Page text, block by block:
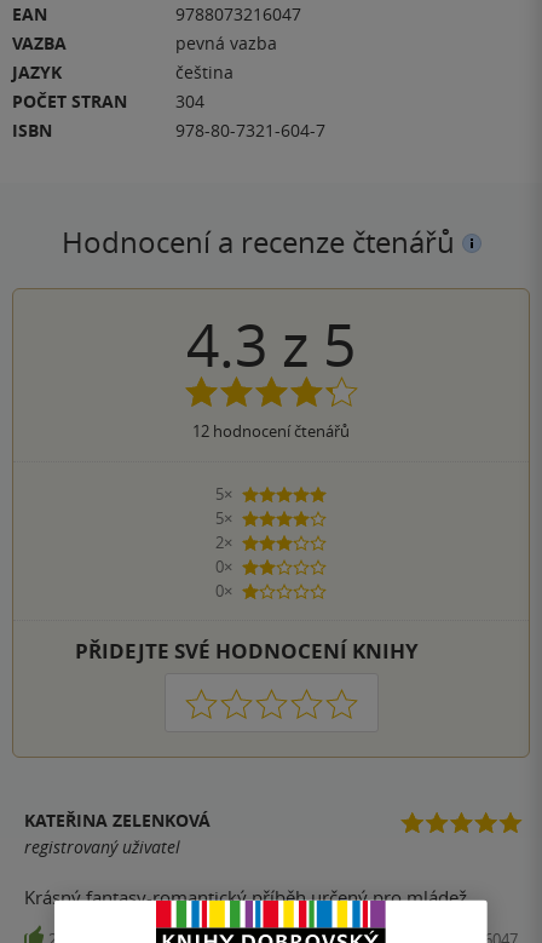
EAN
9788073216047
VAZBA
pevná vazba
JAZYK
čeština
POČET STRAN
304
ISBN
978-80-7321-604-7
Hodnocení a recenze čtenářů
4.3 z 5
12 hodnocení čtenářů
5×
5 hvězdiček
5×
4 hvězdičky
2×
3 hvězdičky
0×
2 hvězdičky
0×
1 hvezdička
PŘIDEJTE SVÉ HODNOCENÍ KNIHY
1 2 3 4 5
KATEŘINA ZELENKOVÁ
registrovaný uživatel
Krásný fantasy-romantický příběh určený pro mládež.